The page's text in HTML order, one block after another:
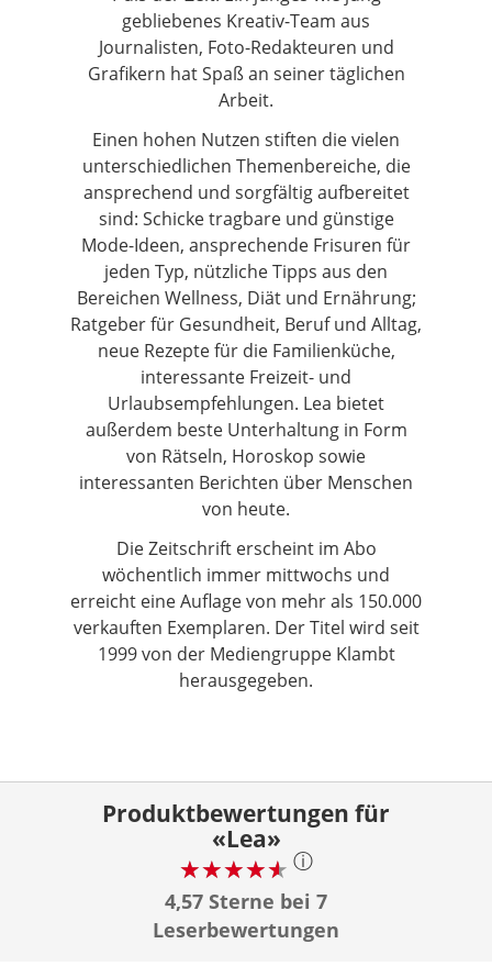
gebliebenes Kreativ-Team aus
Journalisten, Foto-Redakteuren und
Grafikern hat Spaß an seiner täglichen
Arbeit.
Einen hohen Nutzen stiften die vielen
unterschiedlichen Themenbereiche, die
ansprechend und sorgfältig aufbereitet
sind: Schicke tragbare und günstige
Mode-Ideen, ansprechende Frisuren für
jeden Typ, nützliche Tipps aus den
Bereichen Wellness, Diät und Ernährung;
Ratgeber für Gesundheit, Beruf und Alltag,
neue Rezepte für die Familienküche,
interessante Freizeit- und
Urlaubsempfehlungen. Lea bietet
außerdem beste Unterhaltung in Form
von Rätseln, Horoskop sowie
interessanten Berichten über Menschen
von heute.
Die Zeitschrift erscheint im Abo
wöchentlich immer mittwochs und
erreicht eine Auflage von mehr als 150.000
verkauften Exemplaren. Der Titel wird seit
1999 von der Mediengruppe Klambt
herausgegeben.
Produktbewertungen für
«Lea»
ⓘ
4,57 Sterne bei 7
Leserbewertungen